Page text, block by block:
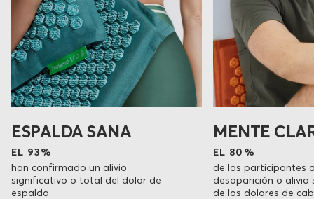
ESPALDA SANA
EL 93%
han confirmado un alivio
significativo o total del dolor de
espalda
MENTE
EL 80%
de los participantes
desaparición o alivio
de los dolores de